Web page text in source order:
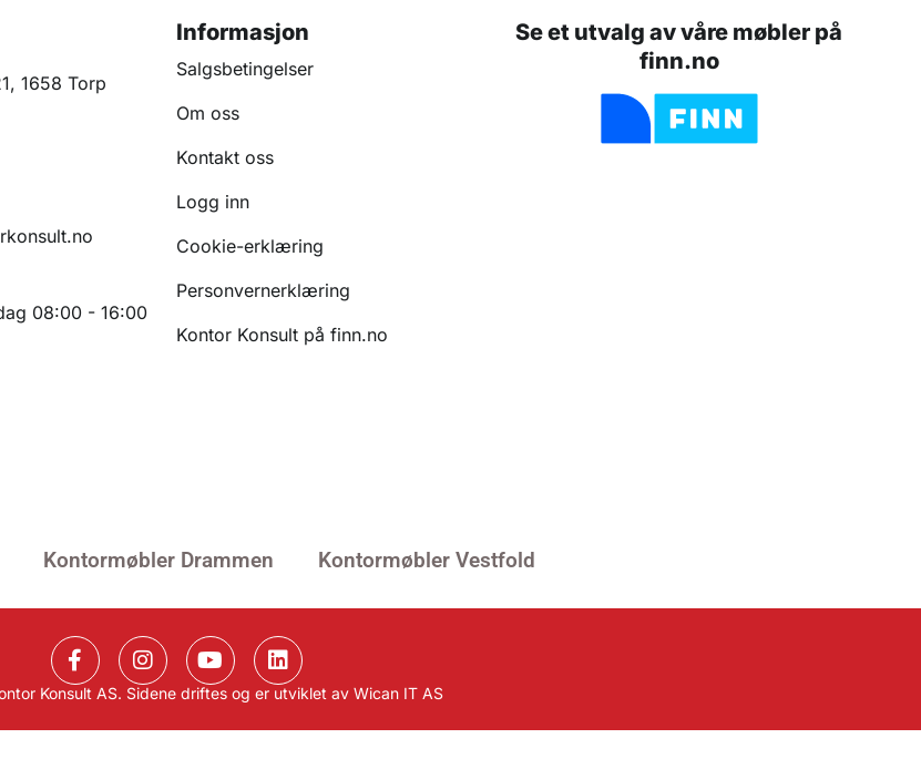
1658 Torp
08:00 - 16:00
Informasjon
Salgsbetingelser
Om oss
Kontakt oss
Logg inn
Cookie-erklæring
Personvernerklæring
Kontor Konsult på finn.no
Se et utvalg av våre møbler på
finn.no
Kontormøbler Drammen Kontormøbler Vestfold
Konsult AS. Sidene driftes og er utviklet av Wican IT AS